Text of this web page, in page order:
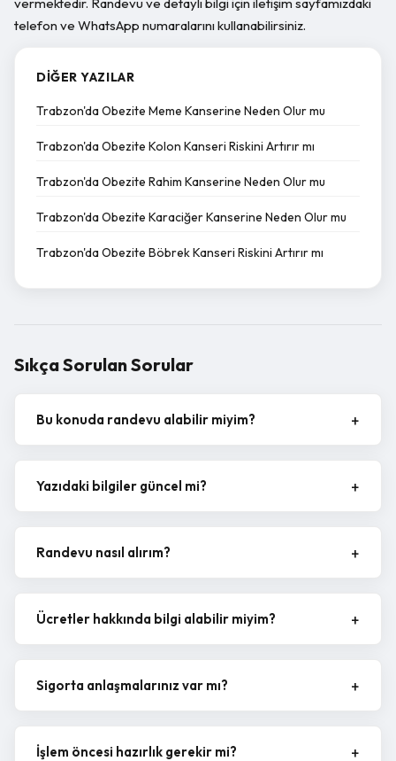
DIĞER YAZILAR
Trabzon'da Obezite Meme Kanserine Neden Olur mu
Trabzon'da Obezite Kolon Kanseri Riskini Artırır mı
Trabzon'da Obezite Rahim Kanserine Neden Olur mu
Trabzon'da Obezite Karaciğer Kanserine Neden Olur mu
Trabzon'da Obezite Böbrek Kanseri Riskini Artırır mı
telefon ve WhatsApp numaralarını kullanabilirsiniz.
Sıkça Sorulan Sorular
Bu konuda randevu alabilir miyim?
Yazıdaki bilgiler güncel mi?
Randevu nasıl alırım?
Ücretler hakkında bilgi alabilir miyim?
Sigorta anlaşmalarınız var mı?
İşlem öncesi hazırlık gerekir mi?